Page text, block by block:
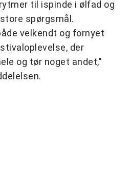
til ispinde i ølfad og
spørgsmål.
velkendt og fornyet
der
og tør noget andet,"